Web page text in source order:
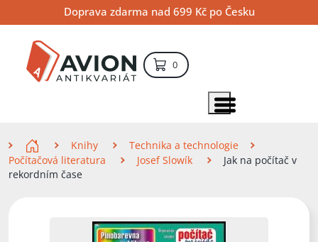
na
obsah
na
navigaci
na
vyhledávání
Doprava zdarma nad 699 Kč po Česku
0položek – košík
Zobrazit položky menu
Knihy
Technika a technologie
Počítačová literatura
Josef Slowík
Jak na počítač v
rekordním čase